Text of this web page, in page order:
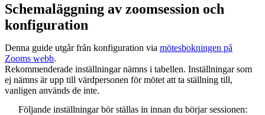
Schemaläggning av zoomsession och
konfiguration
Denna guide utgår från konfiguration via mötesbokningen på
Zooms webb.
Rekommenderade inställningar nämns i tabellen. Inställningar som
ej nämns är upp till värdpersonen för mötet att ta ställning till,
vanligen används de inte.
Följande inställningar bör ställas in innan du börjar sessionen: